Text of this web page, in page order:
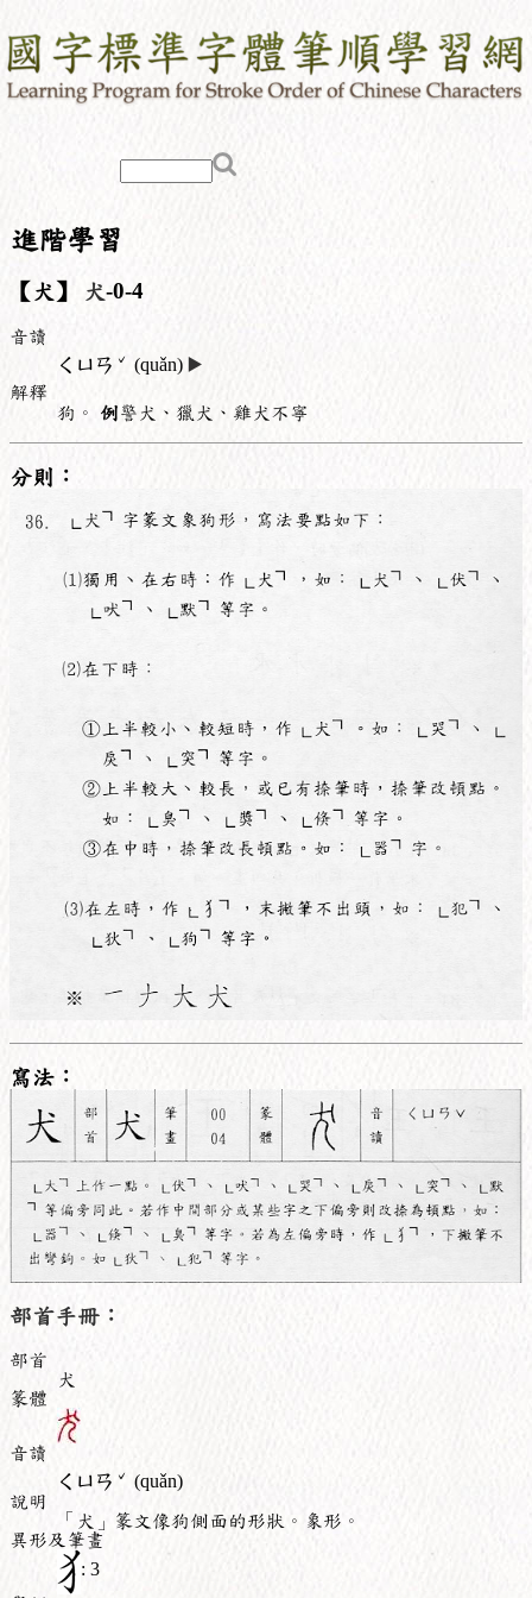
進階學習
【犬】 犬-0-4
音讀
ㄑㄩㄢ ˇ (quǎn) ▶️
解釋
狗。 例警犬、獵犬、雞犬不寧
分則：
寫法：
部首手冊：
部首
犬
篆體
音讀
ㄑㄩㄢ ˇ (quǎn)
說明
「犬」篆文像狗側面的形狀。象形。
異形及筆畫
: 3